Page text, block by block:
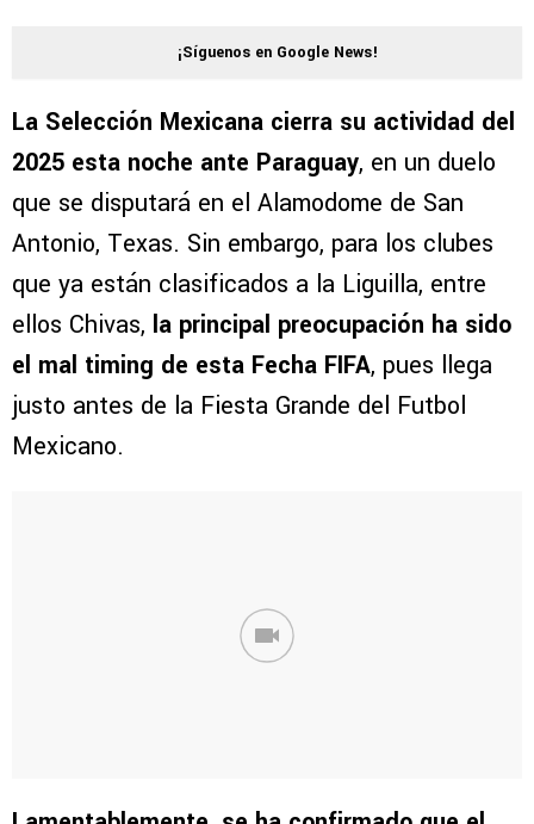
¡Síguenos en Google News!
La Selección Mexicana cierra su actividad del
2025 esta noche ante Paraguay, en un duelo
que se disputará en el Alamodome de San
Antonio, Texas. Sin embargo, para los clubes
que ya están clasificados a la Liguilla, entre
ellos Chivas, la principal preocupación ha sido
el mal timing de esta Fecha FIFA, pues llega
justo antes de la Fiesta Grande del Futbol
Mexicano.